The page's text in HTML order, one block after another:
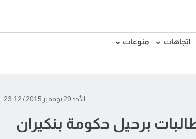
اتجاهات منوعات
الأحد 29 نوفمبر 2015 / 23:12
برحيل حكومة بنكيران